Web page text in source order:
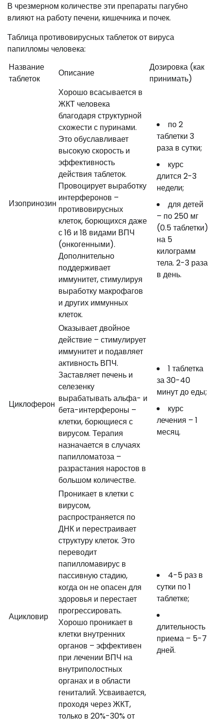
В чрезмерном количестве эти препараты пагубно
влияют на работу печени, кишечника и почек.
Таблица противовирусных таблеток от вируса
папилломы человека:
Название
таблеток
Описание
Дозировка (как
принимать)
Изопринозин
Хорошо всасывается в
ЖКТ человека
благодаря структурной
схожести с пуринами.
Это обуславливает
высокую скорость и
эффективность
действия таблеток.
Провоцирует выработку
интерферонов –
противовирусных
клеток, борющихся даже
с 16 и 18 видами ВПЧ
(онкогенными).
Дополнительно
поддерживает
иммунитет, стимулируя
выработку макрофагов
и других иммунных
клеток.
по 2
таблетки 3
раза в сутки;
курс
длится 2-3
недели;
для детей
– по 250 мг
(0.5 таблетки)
на 5
килограмм
тела. 2-3 раза
в день.
Циклоферон
Оказывает двойное
действие – стимулирует
иммунитет и подавляет
активность ВПЧ.
Заставляет печень и
селезенку
вырабатывать альфа- и
бета-интерфероны –
клетки, борющиеся с
вирусом. Терапия
назначается в случаях
папилломатоза –
разрастания наростов в
большом количестве.
1 таблетка
за 30-40
минут до еды;
курс
лечения – 1
месяц.
Ацикловир
Проникает в клетки с
вирусом,
распространяется по
ДНК и перестраивает
структуру клеток. Это
переводит
папилломавирус в
пассивную стадию,
когда он не опасен для
здоровья и перестает
прогрессировать.
Хорошо проникает в
клетки внутренних
органов – эффективен
при лечении ВПЧ на
внутриполостных
органах и в области
гениталий. Усваивается,
проходя через ЖКТ,
только в 20%-30% от
4-5 раз в
сутки по 1
таблетке;
длительность
приема – 5-7
дней.